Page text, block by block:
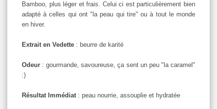
Bamboo, plus léger et frais. Celui ci est particulièrement bien
adapté à celles qui ont "la peau qui tire" ou à tout le monde
en hiver.
Extrait en Vedette : beurre de karité
Odeur : gourmande, savoureuse, ça sent un peu "la caramel"
:)
Résultat Immédiat : peau nourrie, assouplie et hydratée